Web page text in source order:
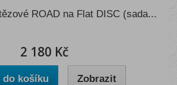
ROAD na Flat DISC (sada...
2 180 Kč
do košíku Zobrazit